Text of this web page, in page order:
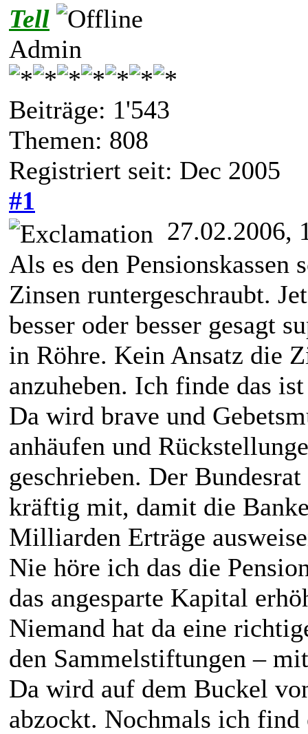
Tell
Admin
Beiträge: 1'543
Themen: 808
Registriert seit: Dec 2005
#1
27.02.2006,
Als es den
Zinsen runtergeschraubt.
besser oder besser gesagt
in Röhre. Kein Ansatz die
anzuheben. Ich finde das
Da wird brave und
anhäufen und
geschrieben. Der
kräftig mit, damit die
Milliarden Erträge
Nie höre ich das die
das angesparte Kapital
Niemand hat da eine
den Sammelstiftungen –
Da wird auf dem Buckel
abzockt. Nochmals ich find